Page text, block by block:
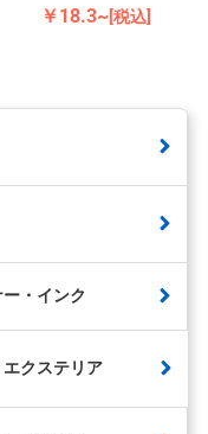
￥18.3~[税込]
・インク
クステリア